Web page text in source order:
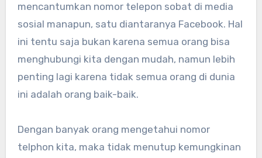
mencantumkan nomor telepon sobat di media
sosial manapun, satu diantaranya Facebook. Hal
ini tentu saja bukan karena semua orang bisa
menghubungi kita dengan mudah, namun lebih
penting lagi karena tidak semua orang di dunia
ini adalah orang baik-baik.
Dengan banyak orang mengetahui nomor
telphon kita, maka tidak menutup kemungkinan